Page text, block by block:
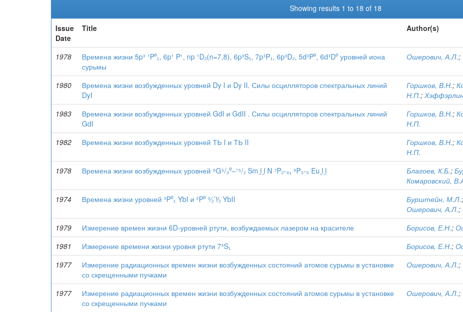
Showing results 1 to 18 of 18
Issue
Date
Title Author(s)
1978
Времена жизни 5p³ ¹P⁰₁, 6p¹ P¹, np ¹D₂(n=7,8), 6p³S₁, 7p³P₁, 6p³D₂, 5d³P⁰, 6d³D⁰ уровней иона
сурьмы
Ошерович, А.Л.;
1980
Времена жизни возбужденных уровней Dy I и Dy II. Силы осцилляторов спектральных линий
DyI
Горшков, В.Н.;
Н.П.;
1983
Времена жизни возбужденных уровней GdI и GdII . Силы осцилляторов спектральных линий
GdI
Горшков, В.Н.;
Н.П.
1982
Времена жизни возбужденных уровней ТЬ I и ТЬ II Горшков, В.Н.;
Н.П.
1978
Времена жизни возбужденных уровней ⁸G⁵/₃⁰–¹⁵/₂ Sm ḻ ḻ N ⁷P₂-₄ꓹ ⁹P₃-₅ Eu ḻ ḻ Благоев, К.Б.;
Комаровский,
1974
Времена жизни уровней ³P⁰₁ YbI и ²P⁰ ³⁄₂’⅟₂ YbII Бурштейн, М.Л.;
Ошерович, А.Л.;
1979
Измерение времен жизни 6D-уровней ртути, возбуждаемых лазером на красителе Борисов, Е.Н.;
1981
Измерение времени жизни уровня ртути 7³S₁ Борисов, Е.Н.;
1977
Измерение радиационных времен жизни возбужденных состояний атомов сурьмы в установке
со скрещенными пучками
Ошерович, А.Л.;
1977
Измерение радиационных времен жизни возбужденных состояний атомов сурьмы в установке
со скрещенными пучками
Ошерович, А.Л.;